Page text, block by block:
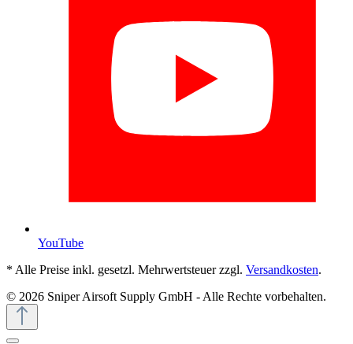
YouTube
* Alle Preise inkl. gesetzl. Mehrwertsteuer zzgl. Versandkosten.
© 2026 Sniper Airsoft Supply GmbH - Alle Rechte vorbehalten.